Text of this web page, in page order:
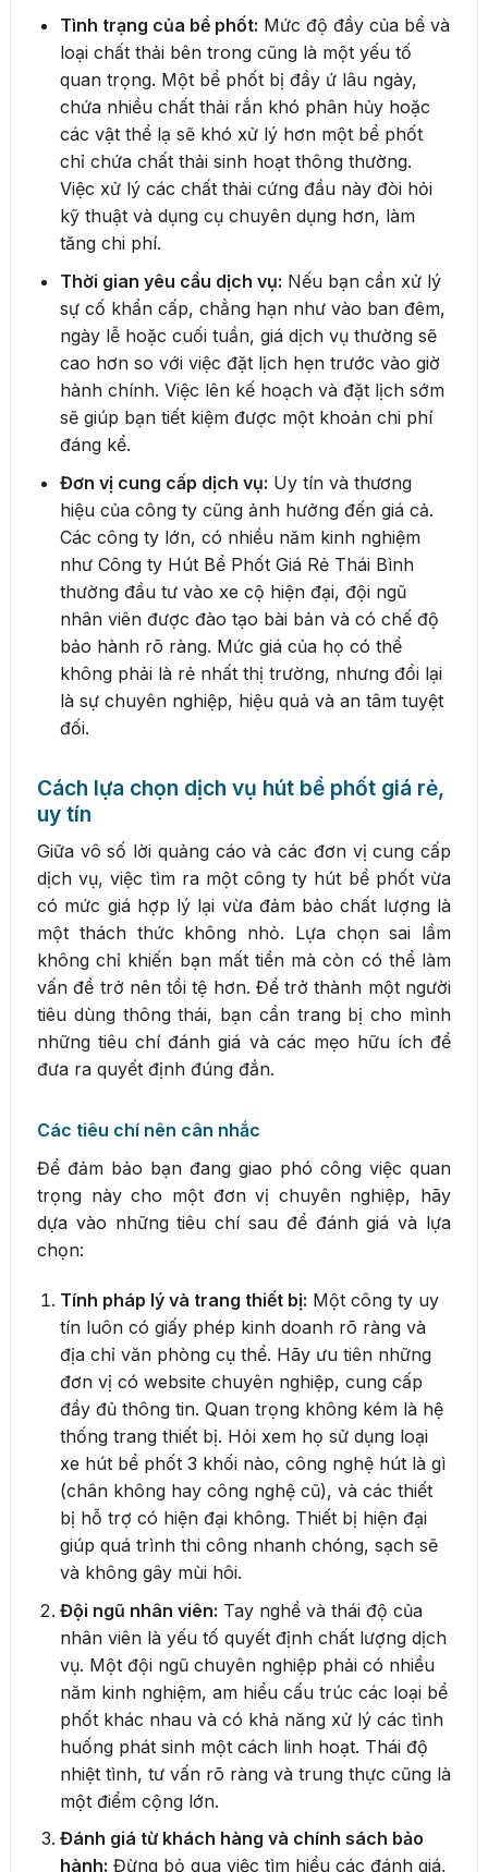
Tình trạng của bể phốt: Mức độ đầy của bể và
loại chất thải bên trong cũng là một yếu tố
quan trọng. Một bể phốt bị đầy ứ lâu ngày,
chứa nhiều chất thải rắn khó phân hủy hoặc
các vật thể lạ sẽ khó xử lý hơn một bể phốt
chỉ chứa chất thải sinh hoạt thông thường.
Việc xử lý các chất thải cứng đầu này đòi hỏi
kỹ thuật và dụng cụ chuyên dụng hơn, làm
tăng chi phí.
Thời gian yêu cầu dịch vụ: Nếu bạn cần xử lý
sự cố khẩn cấp, chẳng hạn như vào ban đêm,
ngày lễ hoặc cuối tuần, giá dịch vụ thường sẽ
cao hơn so với việc đặt lịch hẹn trước vào giờ
hành chính. Việc lên kế hoạch và đặt lịch sớm
sẽ giúp bạn tiết kiệm được một khoản chi phí
đáng kể.
Đơn vị cung cấp dịch vụ: Uy tín và thương
hiệu của công ty cũng ảnh hưởng đến giá cả.
Các công ty lớn, có nhiều năm kinh nghiệm
như Công ty Hút Bể Phốt Giá Rẻ Thái Bình
thường đầu tư vào xe cộ hiện đại, đội ngũ
nhân viên được đào tạo bài bản và có chế độ
bảo hành rõ ràng. Mức giá của họ có thể
không phải là rẻ nhất thị trường, nhưng đổi lại
là sự chuyên nghiệp, hiệu quả và an tâm tuyệt
đối.
Cách lựa chọn dịch vụ hút bể phốt giá rẻ,
uy tín
Giữa vô số lời quảng cáo và các đơn vị cung cấp
dịch vụ, việc tìm ra một công ty hút bể phốt vừa
có mức giá hợp lý lại vừa đảm bảo chất lượng là
một thách thức không nhỏ. Lựa chọn sai lầm
không chỉ khiến bạn mất tiền mà còn có thể làm
vấn đề trở nên tồi tệ hơn. Để trở thành một người
tiêu dùng thông thái, bạn cần trang bị cho mình
những tiêu chí đánh giá và các mẹo hữu ích để
đưa ra quyết định đúng đắn.
Các tiêu chí nên cân nhắc
Để đảm bảo bạn đang giao phó công việc quan
trọng này cho một đơn vị chuyên nghiệp, hãy
dựa vào những tiêu chí sau để đánh giá và lựa
chọn:
Tính pháp lý và trang thiết bị: Một công ty uy
tín luôn có giấy phép kinh doanh rõ ràng và
địa chỉ văn phòng cụ thể. Hãy ưu tiên những
đơn vị có website chuyên nghiệp, cung cấp
đầy đủ thông tin. Quan trọng không kém là hệ
thống trang thiết bị. Hỏi xem họ sử dụng loại
xe hút bể phốt 3 khối nào, công nghệ hút là gì
(chân không hay công nghệ cũ), và các thiết
bị hỗ trợ có hiện đại không. Thiết bị hiện đại
giúp quá trình thi công nhanh chóng, sạch sẽ
và không gây mùi hôi.
Đội ngũ nhân viên: Tay nghề và thái độ của
nhân viên là yếu tố quyết định chất lượng dịch
vụ. Một đội ngũ chuyên nghiệp phải có nhiều
năm kinh nghiệm, am hiểu cấu trúc các loại bể
phốt khác nhau và có khả năng xử lý các tình
huống phát sinh một cách linh hoạt. Thái độ
nhiệt tình, tư vấn rõ ràng và trung thực cũng là
một điểm cộng lớn.
Đánh giá từ khách hàng và chính sách bảo
hành: Đừng bỏ qua việc tìm hiểu các đánh giá,